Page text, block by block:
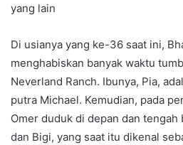
yang lain
Di usianya yang ke-36 saat ini,
menghabiskan banyak waktu
Neverland Ranch. Ibunya, Pia,
putra Michael. Kemudian, pada
Omer duduk di depan dan tengah
dan Bigi, yang saat itu dikenal